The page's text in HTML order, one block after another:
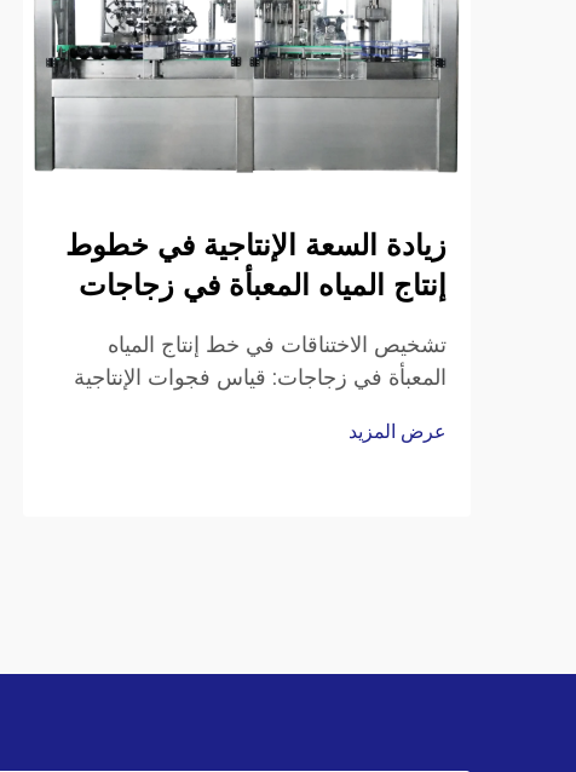
زيادة السعة الإنتاجية في خطوط
إنتاج المياه المعبأة في زجاجات
تشخيص الاختناقات في خط إنتاج المياه
المعبأة في زجاجات: قياس فجوات الإنتاجية
المنتجات، وتحليل كفاءة المعدات الشاملة
عرض المزيد